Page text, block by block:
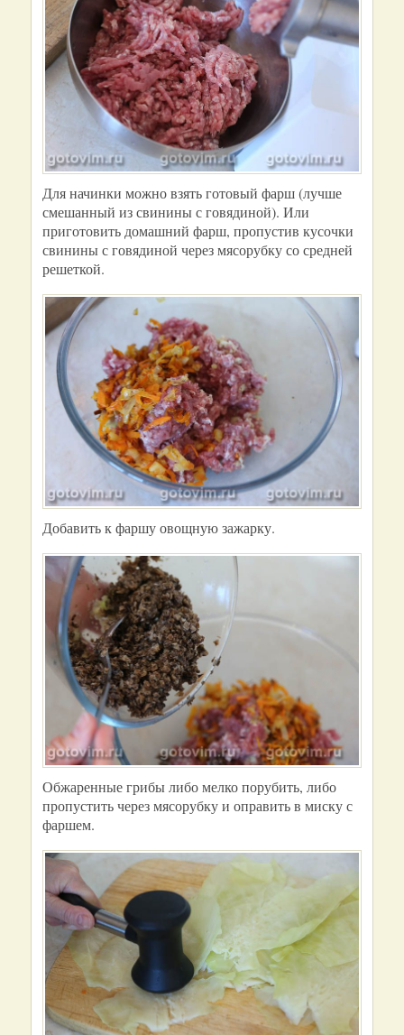
Для начинки можно взять готовый фарш (лучше
смешанный из свинины с говядиной). Или
приготовить домашний фарш, пропустив кусочки
свинины с говядиной через мясорубку со средней
решеткой.
Добавить к фаршу овощную зажарку.
Обжаренные грибы либо мелко порубить, либо
пропустить через мясорубку и оправить в миску с
фаршем.